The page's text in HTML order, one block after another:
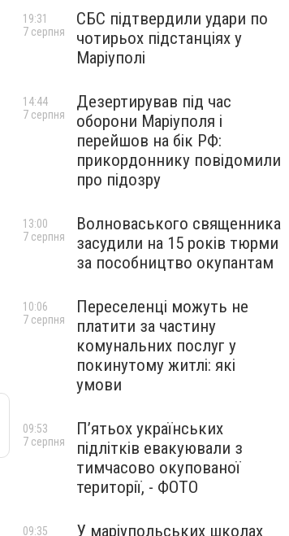
СБС підтвердили удари по
чотирьох підстанціях у
Маріуполі
19:31
7 серпня
Дезертирував під час
оборони Маріуполя і
перейшов на бік РФ:
прикордоннику повідомили
про підозру
14:44
7 серпня
Волноваського священника
засудили на 15 років тюрми
за пособництво окупантам
13:00
7 серпня
Переселенці можуть не
платити за частину
комунальних послуг у
покинутому житлі: які
умови
10:06
7 серпня
П’ятьох українських
підлітків евакуювали з
тимчасово окупованої
території, - ФОТО
09:53
7 серпня
У маріупольських школах
09:35